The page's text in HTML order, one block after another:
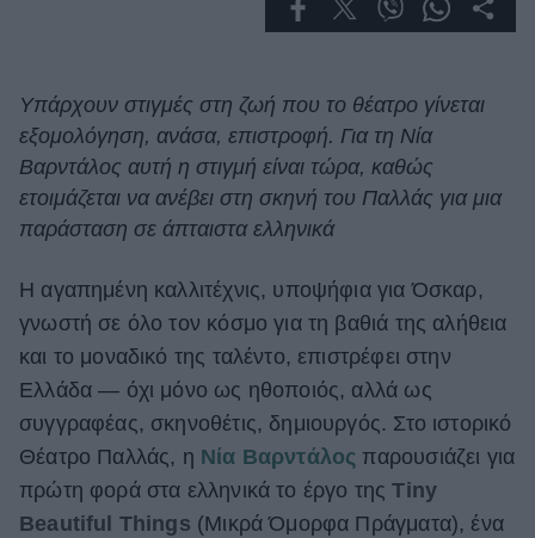
Deco
Cooking
Green
Αφιερώματα
ΒΟΞ
Χωρίς Ταμπέλες
Women's Forum
Υπάρχουν στιγμές στη ζωή που το θέατρο γίνεται
εξομολόγηση, ανάσα, επιστροφή. Για τη Νία
Βαρντάλος αυτή η στιγμή είναι τώρα, καθώς
ετοιμάζεται να ανέβει στη σκηνή του Παλλάς για μια
παράσταση σε άπταιστα ελληνικά
Η αγαπημένη καλλιτέχνις, υποψήφια για Όσκαρ,
γνωστή σε όλο τον κόσμο για τη βαθιά της αλήθεια
και το μοναδικό της ταλέντο, επιστρέφει στην
Ελλάδα — όχι μόνο ως ηθοποιός, αλλά ως
συγγραφέας, σκηνοθέτις, δημιουργός. Στο ιστορικό
Θέατρο Παλλάς, η Νία Βαρντάλος παρουσιάζει για
πρώτη φορά στα ελληνικά το έργο τηςTiny
Beautiful Things (Μικρά Όμορφα Πράγματα), ένα